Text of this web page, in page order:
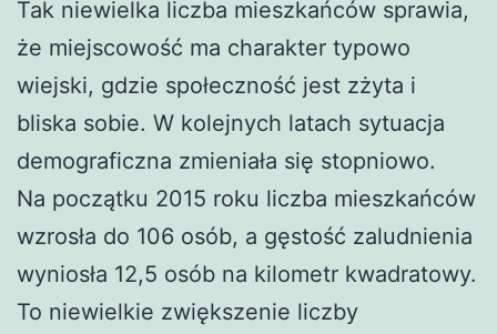
Tak niewielka liczba mieszkańców sprawia,
że miejscowość ma charakter typowo
wiejski, gdzie społeczność jest zżyta i
bliska sobie. W kolejnych latach sytuacja
demograficzna zmieniała się stopniowo.
Na początku 2015 roku liczba mieszkańców
wzrosła do 106 osób, a gęstość zaludnienia
wyniosła 12,5 osób na kilometr kwadratowy.
To niewielkie zwiększenie liczby